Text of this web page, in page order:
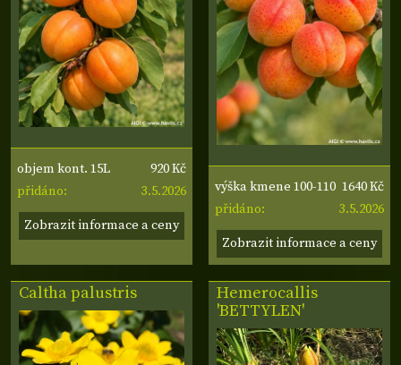
objem kont. 15L
920 Kč
přidáno:
3.5.2026
Zobrazit informace a ceny
výška kmene 100-110
cm, obvod kmene 6-8
cm
1640 Kč
přidáno:
3.5.2026
Zobrazit informace a ceny
Caltha palustris
Hemerocallis
'BETTYLEN'